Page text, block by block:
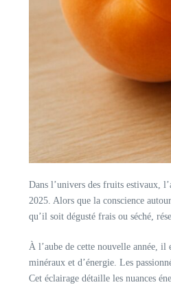
Dans l’univers des fruits estivaux,
2025. Alors que la conscience
qu’il soit dégusté frais ou séché,
À l’aube de cette nouvelle année,
minéraux et d’énergie. Les
Cet éclairage détaille les nuances